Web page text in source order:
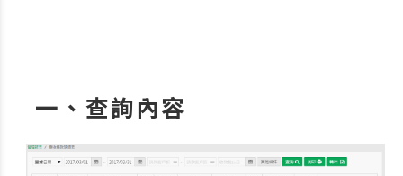
一、查詢內容